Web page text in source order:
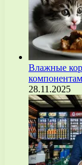
Влажные
28.11.2025